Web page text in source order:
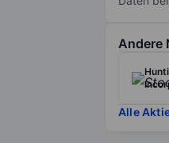
Andere
Alle